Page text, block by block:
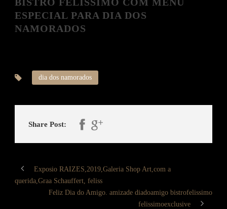
ESPECIAL PARA DIA DOS
NAMORADOS
dia dos namorados
Share Post:
Exposio RAIZES,2019,Galeria Shop Art,com a
querida,Graa Schauffert, feliss
Feliz Dia do Amigo. amizade diadoamigo bistrofelissimo
felissimoexclusive